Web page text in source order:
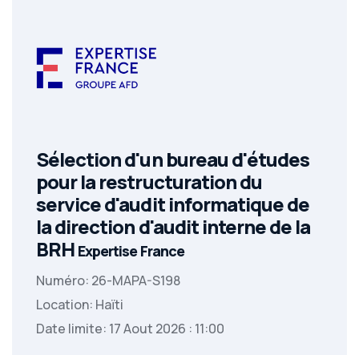
Sélection d'un bureau d'études
pour la restructuration du
service d'audit informatique de
la direction d'audit interne de la
BRH Expertise France
Numéro: 26-MAPA-S198
Location: Haïti
Date limite: 17 Aout 2026 : 11:00